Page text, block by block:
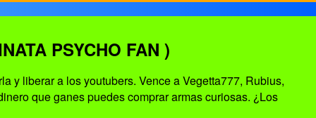
PSYCHO FAN )
y liberar a los youtubers. Vence a Vegetta777, Rubius,
que ganes puedes comprar armas curiosas. ¿Los